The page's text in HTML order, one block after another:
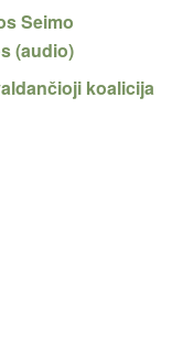
Seimo
(audio)
koalicija